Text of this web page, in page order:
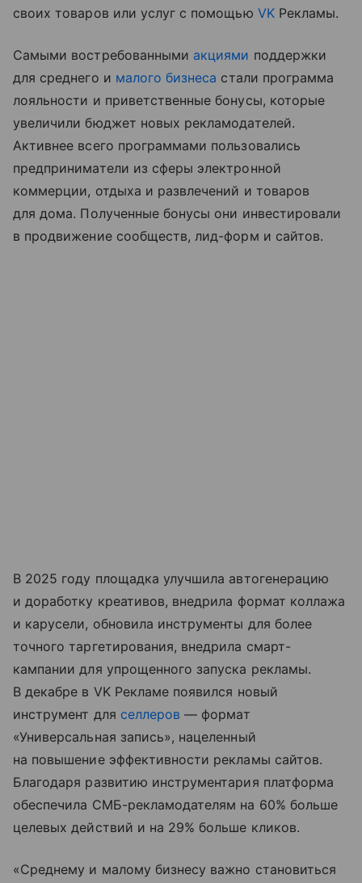
своих товаров или услуг с помощью VKРекламы.
Самыми востребованными акциями поддержки
для среднего и малого бизнеса стали программа
лояльности и приветственные бонусы, которые
увеличили бюджет новых рекламодателей.
Активнее всего программами пользовались
предприниматели из сферы электронной
коммерции, отдыха и развлечений и товаров
для дома. Полученные бонусы они инвестировали
в продвижение сообществ, лид-форм и сайтов.
В 2025 году площадка улучшила автогенерацию
и доработку креативов, внедрила формат коллажа
и карусели, обновила инструменты для более
точного таргетирования, внедрила смарт-
кампании для упрощенного запуска рекламы.
В декабре в VK Рекламе появился новый
инструмент для селлеров — формат
«Универсальная запись», нацеленный
на повышение эффективности рекламы сайтов.
Благодаря развитию инструментария платформа
обеспечила СМБ-рекламодателям на 60% больше
целевых действий и на 29% больше кликов.
«Среднему и малому бизнесу важно становиться